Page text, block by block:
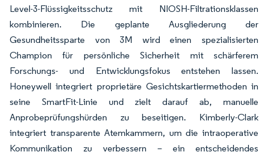
Level-3-Flüssigkeitsschutz mit NIOSH-Filtrationsklassen
kombinieren. Die geplante Ausgliederung der
Gesundheitssparte von 3M wird einen spezialisierten
Champion für persönliche Sicherheit mit schärferem
Forschungs- und Entwicklungsfokus entstehen lassen.
Honeywell integriert proprietäre Gesichtskartiermethoden in
seine SmartFit-Linie und zielt darauf ab, manuelle
Anprobeprüfungshürden zu beseitigen. Kimberly-Clark
integriert transparente Atemkammern, um die intraoperative
Kommunikation zu verbessern – ein entscheidendes